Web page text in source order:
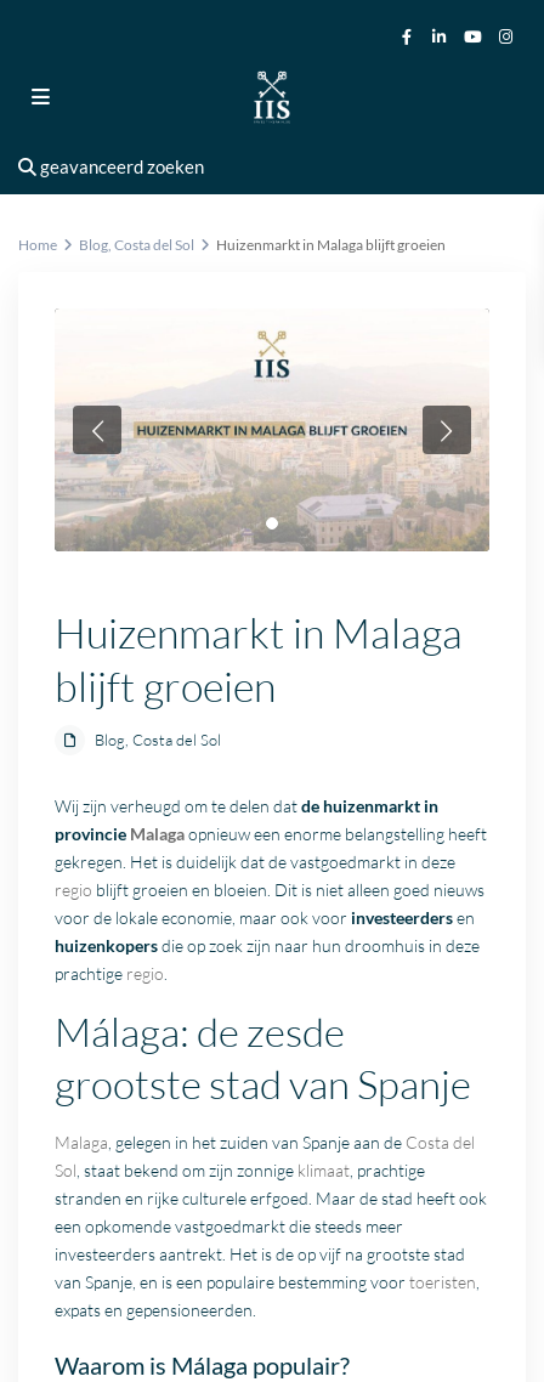
geavanceerd zoeken
Home Blog,Costa del Sol Huizenmarkt in Malaga blijft groeien
Huizenmarkt in Malaga
blijft groeien
Blog,Costa del Sol
Wij zijn verheugd om te delen datde huizenmarkt in
provincie Malagaopnieuw een enorme belangstelling heeft
gekregen. Het is duidelijk dat de vastgoedmarkt in deze
regio blijft groeien en bloeien. Dit is niet alleen goed nieuws
voor de lokale economie, maar ook voor investeerdersen
huizenkopersdie op zoek zijn naar hun droomhuis in deze
prachtige regio
Málaga: de zesde
grootste stad van Spanje
Malaga , gelegen in het zuiden van Spanje aan de Costa del
Sol , staat bekend om zijn zonnige klimaat , prachtige
stranden en rijke culturele erfgoed. Maar de stad heeft ook
een opkomende vastgoedmarkt die steeds meer
investeerders aantrekt. Het is de op vijf na grootste stad
van Spanje, en is een populaire bestemming voortoeristen
expats en gepensioneerden.
Waarom is Málaga populair?